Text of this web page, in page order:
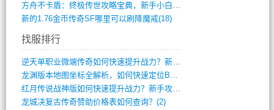
方舟不卡盾：终极传世攻略宝典，新手小白逆(495)
新的1.76金币传奇SF哪里可以刷降魔戒(18)
找服排行
逆天单职业微端传奇如何快速提升战力？新手(4)
龙渊版本地图坐标全解析，如何快速定位BO(3)
红月传说战神版如何快速提升战力？新手攻略(3)
龙城决复古传奇赞助价格表如何查询？(2)